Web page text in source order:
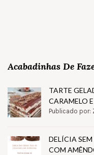
Acabadinhas De
TARTE
CARAMELO
Publicado por:
DELÍCIA
COM